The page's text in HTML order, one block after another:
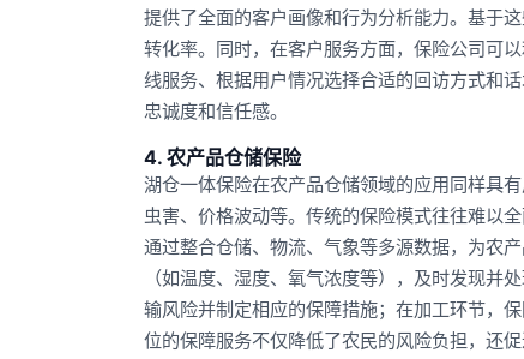
提供了全面的客户画像和行为分析能力。基于
转化率。同时，在客户服务方面，保险公司可
线服务、根据用户情况选择合适的回访方式和
忠诚度和信任感。
4. 农产品仓储保险
湖仓一体保险在农产品仓储领域的应用同样具
虫害、价格波动等。传统的保险模式往往难以
通过整合仓储、物流、气象等多源数据，为农
（如温度、湿度、氧气浓度等），及时发现并
输风险并制定相应的保障措施；在加工环节，
位的保障服务不仅降低了农民的风险负担，还